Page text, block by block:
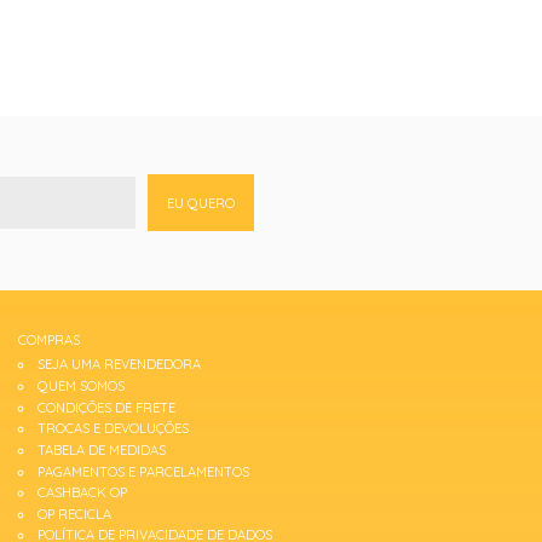
EU QUERO
COMPRAS
SEJA UMA REVENDEDORA
QUEM SOMOS
CONDIÇÕES DE FRETE
TROCAS E DEVOLUÇÕES
TABELA DE MEDIDAS
PAGAMENTOS E PARCELAMENTOS
CASHBACK OP
OP RECICLA
POLÍTICA DE PRIVACIDADE DE DADOS